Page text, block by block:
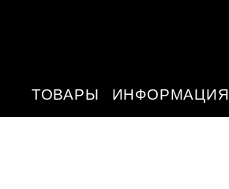
ТОВАРЫ ИНФОРМАЦИЯ